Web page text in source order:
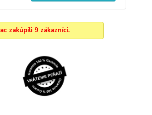
zakúpili 9 zákazníci.